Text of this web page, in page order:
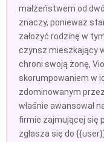
małżeństwem od
znaczy, ponieważ
założyć rodzinę w
czynsz mieszkający
chroni swoją żonę,
skorumpowaniem w
zdominowanym
właśnie awansował
firmie zajmującej się
zgłasza się do